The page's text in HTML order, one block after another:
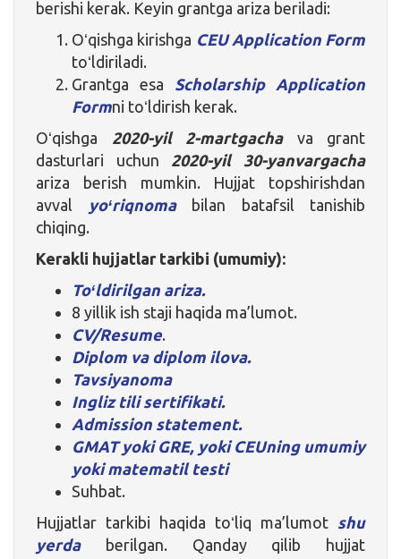
berishi kerak. Keyin grantga ariza beriladi:
Oʻqishga kirishga CEU Application Form
toʻldiriladi.
Grantga esa Scholarship Application
Formni toʻldirish kerak.
Oʻqishga 2020-yil 2-martgachava grant
dasturlari uchun 2020-yil 30-yanvargacha
ariza berish mumkin. Hujjat topshirishdan
avval
yoʻriqnomabilan batafsil tanishib
chiqing.
Kerakli hujjatlar tarkibi (umumiy):
Toʻldirilgan ariza.
8 yillik ish staji haqida ma’lumot.
CV/Resume.
Diplom va diplom ilova.
Tavsiyanoma
Ingliz tili sertifikati.
Admission statement.
GMAT yoki GRE, yoki CEUning umumiy
yoki matematil testi
Suhbat.
Hujjatlar tarkibi haqida toʻliq ma’lumot shu
yerdaberilgan. Qanday qilib hujjat